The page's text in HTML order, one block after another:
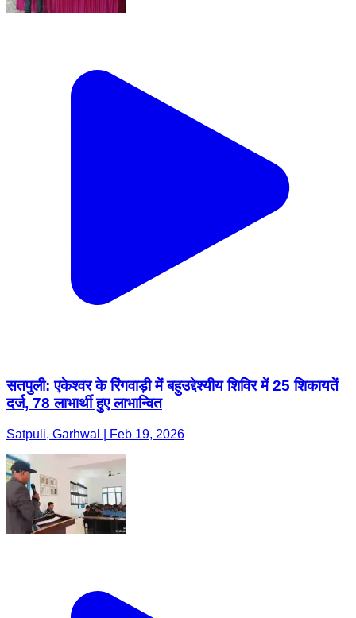
सतपुली: एकेश्वर के रिंगवाड़ी में बहुउद्देश्यीय शिविर में 25 शिकायतें
दर्ज, 78 लाभार्थी हुए लाभान्वित
Satpuli, Garhwal | Feb 19, 2026